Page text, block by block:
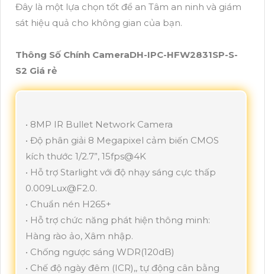
Đây là một lựa chọn tốt để an Tâm an ninh và giám
sát hiệu quả cho không gian của bạn.
Thông Số Chính CameraDH-IPC-HFW2831SP-S-
S2 Giá rẻ
• 8MP IR Bullet Network Camera
• Độ phân giải 8 Megapixel cảm biến CMOS
kích thước 1/2.7”, 15fps@4K
• Hỗ trợ Starlight với độ nhạy sáng cực thấp
0.009Lux@F2.0.
• Chuẩn nén H265+
• Hỗ trợ chức năng phát hiện thông minh:
Hàng rào ảo, Xâm nhập.
• Chống ngược sáng WDR(120dB)
• Chế độ ngày đêm (ICR),, tự động cân bằng